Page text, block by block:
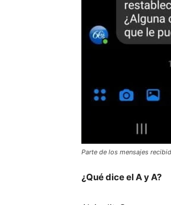
Parte de los mensajes
¿Qué dice el A y A?